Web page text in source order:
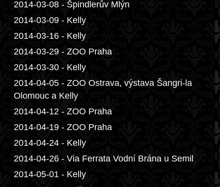
2014-03-08 - Špindlerův Mlýn
2014-03-09 - Kelly
2014-03-16 - Kelly
2014-03-29 - ZOO Praha
2014-03-30 - Kelly
2014-04-05 - ZOO Ostrava, výstava Šangri-la
Olomouc a Kelly
2014-04-12 - ZOO Praha
2014-04-19 - ZOO Praha
2014-04-24 - Kelly
2014-04-26 - Via Ferrata Vodní Brána u Semil
2014-05-01 - Kelly